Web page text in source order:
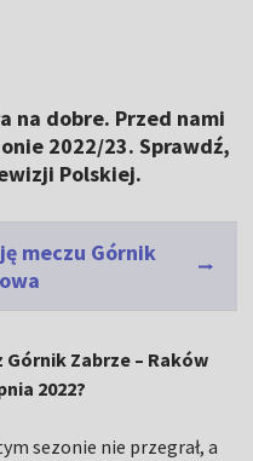
na dobre. Przed nami
2022/23. Sprawdź,
Polskiej.
meczu Górnik
Zabrze – Raków
2022?
sezonie nie przegrał, a